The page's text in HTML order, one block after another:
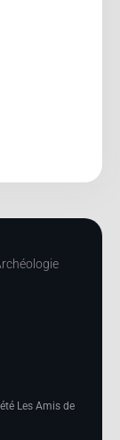
Les Amis de